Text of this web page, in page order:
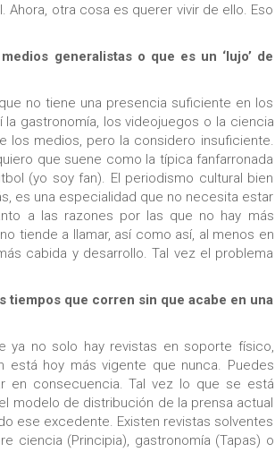
otra cosa es querer vivir de ello. Eso
generalistas o que es un ‘lujo’ de
no tiene una presencia suficiente en los
gastronomía, los videojuegos o la ciencia
los medios, pero la considero insuficiente.
que suene como la típica fanfarronada
(yo soy fan). El periodismo cultural bien
es una especialidad que no necesita estar
a las razones por las que no hay más
tiende a llamar, así como así, al menos en
cabida y desarrollo. Tal vez el problema
tiempos que corren sin que acabe en una
ya no solo hay revistas en soporte físico,
hoy más vigente que nunca. Puedes
en consecuencia. Tal vez lo que se está
modelo de distribución de la prensa actual
ese excedente. Existen revistas solventes
ciencia (Principia), gastronomía (Tapas) o